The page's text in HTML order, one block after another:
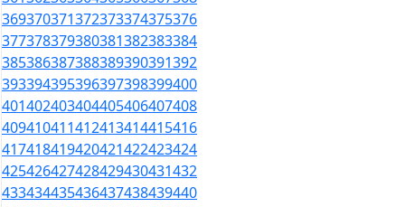
369370371372373374375376
377378379380381382383384
385386387388389390391392
393394395396397398399400
401402403404405406407408
409410411412413414415416
417418419420421422423424
425426427428429430431432
433434435436437438439440